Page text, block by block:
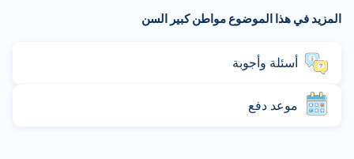
المزيد في هذا الموضوع مواطن كبير السن
أسئلة وأجوبة
موعد دفع